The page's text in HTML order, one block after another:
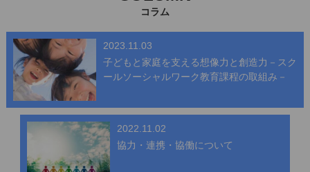
コラム
2023.11.03
子どもと家庭を支える想像力と創造力－スク
ールソーシャルワーク教育課程の取組み－
2022.11.02
協力・連携・協働について